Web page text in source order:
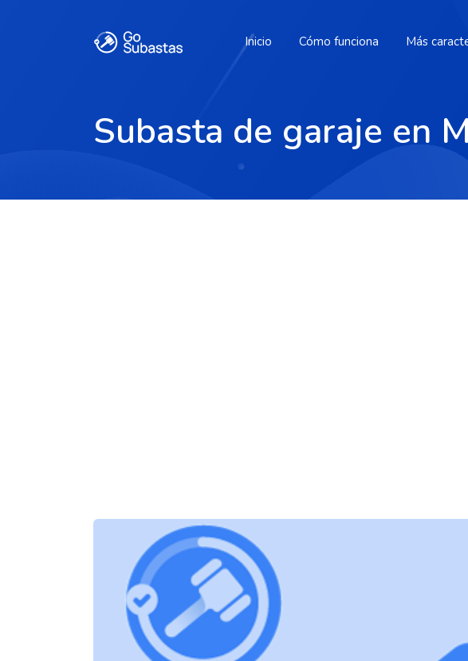
Inicio Cómo funciona Más
Subasta de garaje en